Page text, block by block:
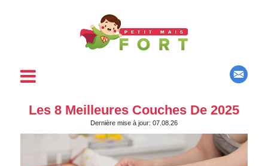
Les 8 Meilleures Couches De 2025
Dernière mise à jour: 07.08.26